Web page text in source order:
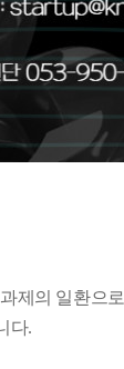
제의 일환으로
다.